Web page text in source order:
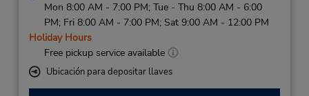
Mon 8:00 AM - 7:00 PM; Tue - Thu 8:00 AM - 6:00
PM; Fri 8:00 AM - 7:00 PM; Sat 9:00 AM - 12:00 PM
Holiday Hours
Free pickup service available
Ubicación para depositar llaves